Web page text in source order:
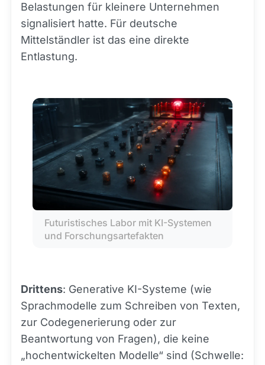
Belastungen für kleinere Unternehmen
signalisiert hatte. Für deutsche
Mittelständler ist das eine direkte
Entlastung.
Futuristisches Labor mit KI-Systemen
und Forschungsartefakten
Drittens: Generative KI-Systeme (wie
Sprachmodelle zum Schreiben von Texten,
zur Codegenerierung oder zur
Beantwortung von Fragen), die keine
„hochentwickelten Modelle“ sind (Schwelle: